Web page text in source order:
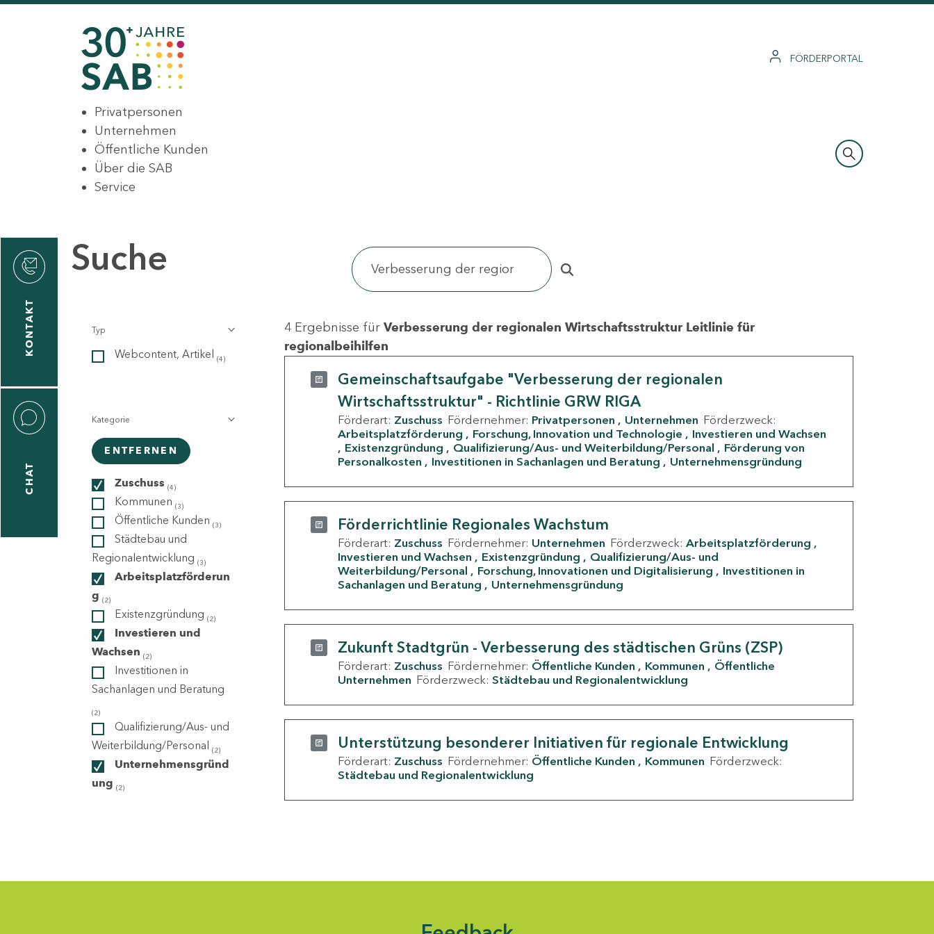
FÖRDERPORTAL
Privatpersonen
Unternehmen
Öffentliche Kunden
Über die SAB
Service
KONTAKT
CHAT
Suche
Typ
Webcontent, Artikel (4)
Kategorie
ENTFERNEN
Zuschuss (4)
Kommunen (3)
Öffentliche Kunden (3)
Städtebau und
Regionalentwicklung (3)
Arbeitsplatzförderun
g (2)
Existenzgründung (2)
Investieren und
Wachsen (2)
Investitionen in
Sachanlagen und Beratung
(2)
Qualifizierung/Aus- und
Weiterbildung/Personal (2)
Unternehmensgründ
ung (2)
4 Ergebnisse für Verbesserung der regionalen Wirtschaftsstruktur Leitlinie für
regionalbeihilfen
Gemeinschaftsaufgabe "Verbesserung der regionalen
Wirtschaftsstruktur" - Richtlinie GRW RIGA
Förderart: Zuschuss Fördernehmer: Privatpersonen Unternehmen Förderzweck:
Arbeitsplatzförderung
Forschung, Innovation und Technologie
Investieren und Wachsen
Existenzgründung
Qualifizierung/Aus- und Weiterbildung/Personal
Förderung von
Personalkosten
Investitionen in Sachanlagen und Beratung Unternehmensgründung
Förderrichtlinie Regionales Wachstum
Förderart: Zuschuss Fördernehmer: Unternehmen Förderzweck: Arbeitsplatzförderung
Investieren und Wachsen
Existenzgründung
Qualifizierung/Aus- und
Weiterbildung/Personal
Forschung, Innovationen und Digitalisierung
Investitionen in
Sachanlagen und Beratung
Unternehmensgründung
Zukunft Stadtgrün - Verbesserung des städtischen Grüns (ZSP)
Förderart: Zuschuss Fördernehmer: Öffentliche Kunden Kommunen
Öffentliche
Unternehmen Förderzweck: Städtebau und Regionalentwicklung
Unterstützung besonderer Initiativen für regionale Entwicklung
Förderart: Zuschuss Fördernehmer: Öffentliche Kunden Kommunen Förderzweck:
Städtebau und Regionalentwicklung